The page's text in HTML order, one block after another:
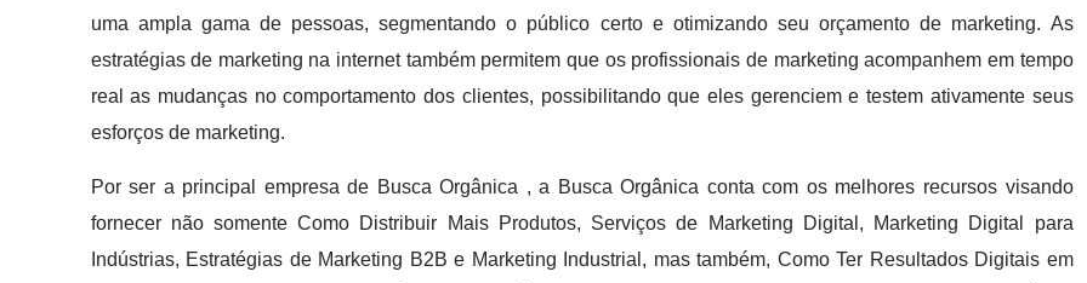
uma ampla gama de pessoas, segmentando o público certo e otimizando seu orçamento de marketing. As
estratégias de marketing na internet também permitem que os profissionais de marketing acompanhem em tempo
real as mudanças no comportamento dos clientes, possibilitando que eles gerenciem e testem ativamente seus
esforços de marketing.
Por ser a principal empresa de Busca Orgânica , a Busca Orgânica conta com os melhores recursos visando
fornecer não somente Como Distribuir Mais Produtos, Serviços de Marketing Digital, Marketing Digital para
Indústrias, Estratégias de Marketing B2B e Marketing Industrial, mas também, Como Ter Resultados Digitais em